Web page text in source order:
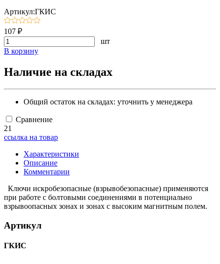
Артикул:ГКИС
107 ₽
шт
В корзину
Наличие на складах
Общий остаток на складах: уточнить у менеджера
Сравнение
21
ссылка на товар
Характеристики
Описание
Комментарии
Ключи искробезопасные (взрывобезопасные) применяются
при работе с болтовыми соединениями в потенциально
взрывоопасных зонах и зонах с высоким магнитным полем.
Артикул
ГКИС